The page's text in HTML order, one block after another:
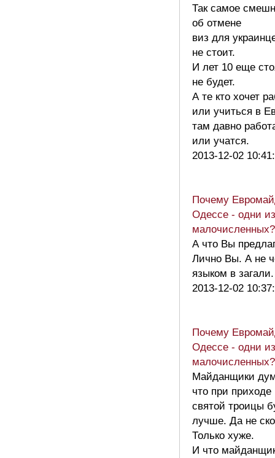
Так самое
об отмене
виз для
не стоит.
И лет 10 еще
не будет.
А те кто хочет
или учиться в
там давно
или учатся.
2013-12-02
Почему
Одессе - одни
малочисленных?
А что Вы
Лично Вы. А не
языком в
2013-12-02
Почему
Одессе - одни
малочисленных?
Майданщики
что при приходе
святой троицы
лучше. Да не
Только хуже.
И что